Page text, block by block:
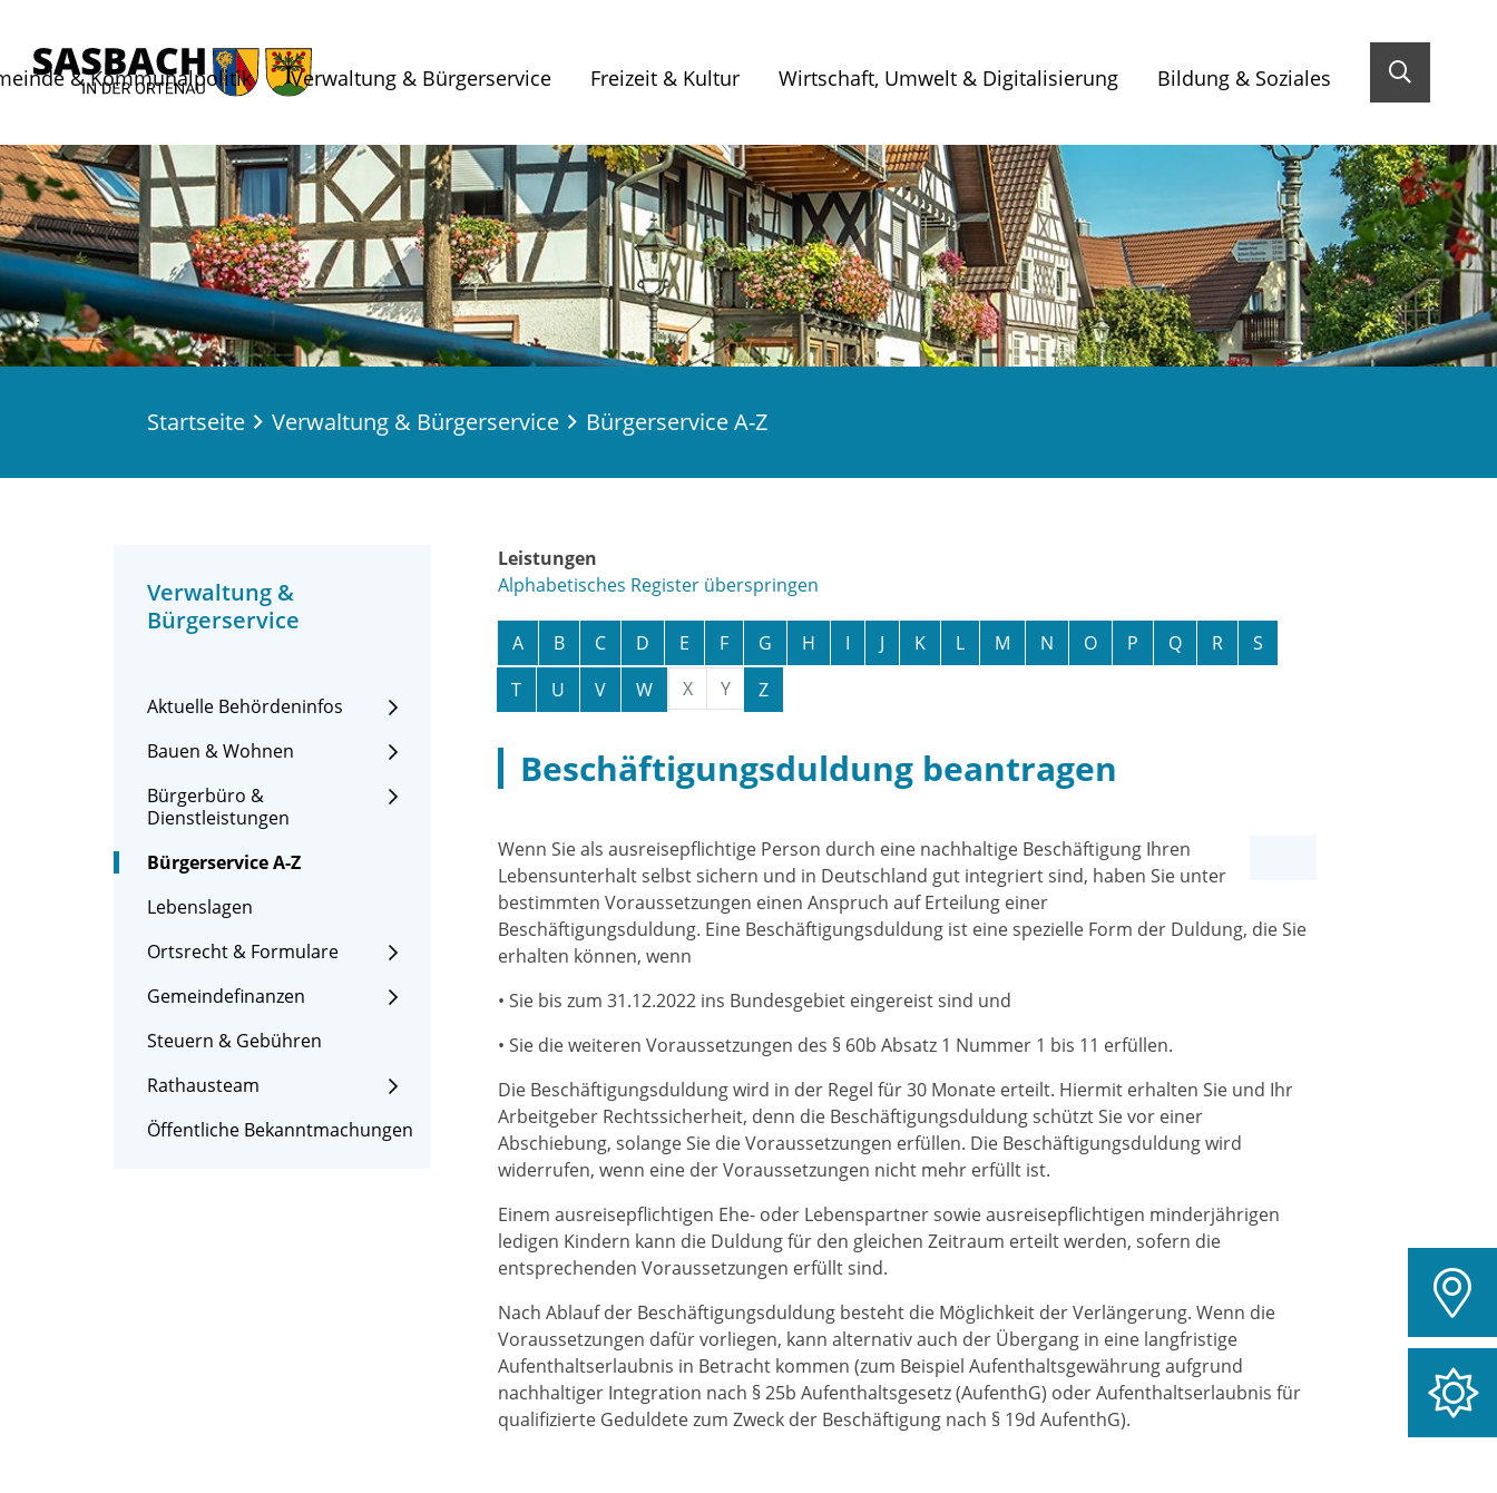
& Kommunalpolitik Verwaltung & Bürgerservice Freizeit & Kultur Wirtschaft, Umwelt & Digitalisierung Bildung & Soziales
Startseite Verwaltung & Bürgerservice Bürgerservice A-Z
Verwaltung &
Bürgerservice
Aktuelle Behördeninfos
Bauen & Wohnen
Bürgerbüro &
Dienstleistungen
Bürgerservice A-Z
Lebenslagen
Ortsrecht & Formulare
Gemeindefinanzen
Steuern & Gebühren
Rathausteam
Öffentliche Bekanntmachungen
Leistungen
Alphabetisches Register überspringen
A B C D E F G H I J K L M N O P Q R
S
T
U V W X Y Z
Beschäftigungsduldung beantragen
Wenn Sie als ausreisepflichtige Person durch eine nachhaltige Beschäftigung Ihren
Lebensunterhalt selbst sichern und in Deutschland gut integriert sind, haben Sie unter
bestimmten Voraussetzungen einen Anspruch auf Erteilung einer
Beschäftigungsduldung. Eine Beschäftigungsduldung ist eine spezielle Form der Duldung, die Sie
erhalten können, wenn
• Sie bis zum 31.12.2022 ins Bundesgebiet eingereist sind und
• Sie die weiteren Voraussetzungen des § 60b Absatz 1 Nummer 1 bis 11 erfüllen.
Die Beschäftigungsduldung wird in der Regel für 30 Monate erteilt. Hiermit erhalten Sie und Ihr
Arbeitgeber Rechtssicherheit, denn die Beschäftigungsduldung schützt Sie vor einer
Abschiebung, solange Sie die Voraussetzungen erfüllen. Die Beschäftigungsduldung wird
widerrufen, wenn eine der Voraussetzungen nicht mehr erfüllt ist.
Einem ausreisepflichtigen Ehe- oder Lebenspartner sowie ausreisepflichtigen minderjährigen
ledigen Kindern kann die Duldung für den gleichen Zeitraum erteilt werden, sofern die
entsprechenden Voraussetzungen erfüllt sind.
Nach Ablauf der Beschäftigungsduldung besteht die Möglichkeit der Verlängerung. Wenn die
Voraussetzungen dafür vorliegen, kann alternativ auch der Übergang in eine langfristige
Aufenthaltserlaubnis in Betracht kommen (zum Beispiel Aufenthaltsgewährung aufgrund
nachhaltiger Integration nach § 25b Aufenthaltsgesetz (AufenthG) oder Aufenthaltserlaubnis für
qualifizierte Geduldete zum Zweck der Beschäftigung nach § 19d AufenthG).